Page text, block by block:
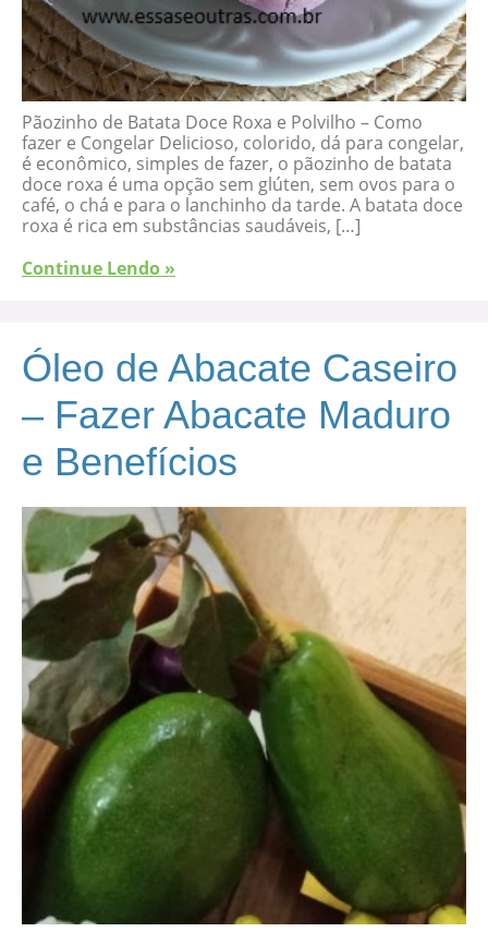
Pãozinho de Batata Doce Roxa e Polvilho – Como
fazer e Congelar Delicioso, colorido, dá para congelar,
é econômico, simples de fazer, o pãozinho de batata
doce roxa é uma opção sem glúten, sem ovos para o
café, o chá e para o lanchinho da tarde. A batata doce
roxa é rica em substâncias saudáveis, […]
Continue Lendo »
Óleo de Abacate Caseiro
– Fazer Abacate Maduro
e Benefícios